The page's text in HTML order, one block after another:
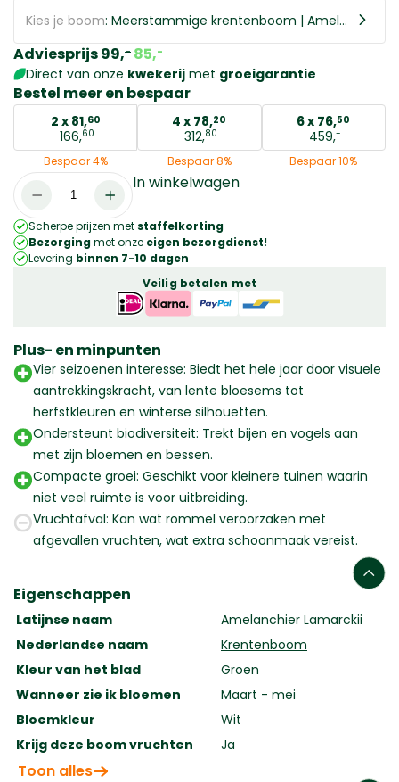
Kies je boom : Meerstammige krentenboom | Amelanchier Lamarckii | Totale hoogte: 175-200 cm
Adviesprijs99,- 85,-
Direct van onze kwekerij met groeigarantie
Bestel meer en bespaar
2 x81,60
166,60
Bespaar 4%
4 x 78,20
312,80
Bespaar 8%
6 x 76,50
459,-
Bespaar 10%
Meerstammige
krentenboom
|
Amelanchier
hoogte:
175-
200
cm
aantal
In winkelwagen
Scherpe prijzen met staffelkorting
Bezorgingmet onze eigen bezorgdienst!
Levering binnen 7-10 dagen
Veilig betalen met
Plus- en minpunten
Vier seizoenen interesse: Biedt het hele jaar door visuele
aantrekkingskracht, van lente bloesems tot
herfstkleuren en winterse silhouetten.
Ondersteunt biodiversiteit: Trekt bijen en vogels aan
met zijn bloemen en bessen.
Compacte groei: Geschikt voor kleinere tuinen waarin
niet veel ruimte is voor uitbreiding.
Vruchtafval: Kan wat rommel veroorzaken met
afgevallen vruchten, wat extra schoonmaak vereist.
Eigenschappen
Latijnse naam
Amelanchier Lamarckii
Nederlandse naam
Krentenboom
Kleur van het blad
Groen
Wanneer zie ik bloemen
Maart - mei
Bloemkleur
Wit
Krijg deze boom vruchten
Ja
Toon alles